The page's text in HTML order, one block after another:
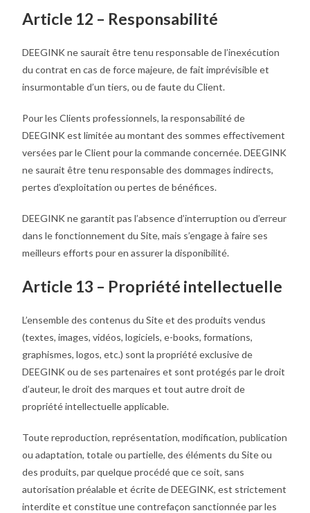
Article 12 – Responsabilité
DEEGINK ne saurait être tenu responsable de l’inexécution
du contrat en cas de force majeure, de fait imprévisible et
insurmontable d’un tiers, ou de faute du Client.
Pour les Clients professionnels, la responsabilité de
DEEGINK est limitée au montant des sommes effectivement
versées par le Client pour la commande concernée. DEEGINK
ne saurait être tenu responsable des dommages indirects,
pertes d’exploitation ou pertes de bénéfices.
DEEGINK ne garantit pas l’absence d’interruption ou d’erreur
dans le fonctionnement du Site, mais s’engage à faire ses
meilleurs efforts pour en assurer la disponibilité.
Article 13 – Propriété intellectuelle
L’ensemble des contenus du Site et des produits vendus
(textes, images, vidéos, logiciels, e-books, formations,
graphismes, logos, etc.) sont la propriété exclusive de
DEEGINK ou de ses partenaires et sont protégés par le droit
d’auteur, le droit des marques et tout autre droit de
propriété intellectuelle applicable.
Toute reproduction, représentation, modification, publication
ou adaptation, totale ou partielle, des éléments du Site ou
des produits, par quelque procédé que ce soit, sans
autorisation préalable et écrite de DEEGINK, est strictement
interdite et constitue une contrefaçon sanctionnée par les